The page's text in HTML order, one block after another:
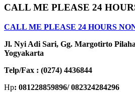
CALL ME PLEASE 24
CALL ME PLEASE 24 HOURS
Jl. Nyi Adi Sari, Gg. Margotirto
Yogyakarta
Telp/Fax : (0274) 4436844
Hp: 081228859896/ 082324284296